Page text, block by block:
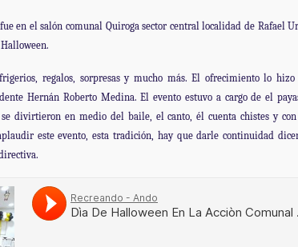
en el salón comunal Quiroga sector central localidad de Rafael
regalos, sorpresas y mucho más. El ofrecimiento lo
Hernán Roberto Medina. El evento estuvo a cargo de el
se divirtieron en medio del baile, el canto, él cuenta chistes y
este evento, esta tradición, hay que darle continuidad